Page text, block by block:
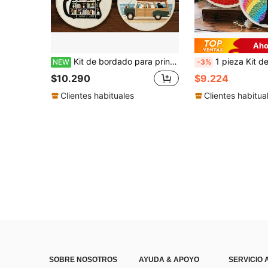
NEW Kit de bordado para principiantes adultos. Patrones divertidos de gatos. Incluye tela, guía paso a paso, aro, agujas e hilos. Excelente para regalos de Acción de Gracias/Navidad. Perfecto para decoración del hogar, jardín u oficina. 20x20cm/7.9in.
$10.290
Clientes habituales
-3% 1 pieza Kit de bordado con aguja de perforación, 20*20cm/7.8*7.8in, incluye patrón preimpreso, hilo, aro de bordado y aguja, kit
$9.224
Clientes
SOBRE NOSOTROS AYUDA & APOYO SERVICIO